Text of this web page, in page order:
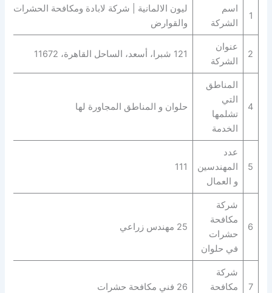
1
اسم
الشركة
ليون الالمانية | شركة لابادة ومكافحة الحشرات
والقوارض
2
عنوان
الشركة
121 شبرا، أسعد، الساحل القاهرة، 11672
4
المناطق
التي
تشلمها
الخدمة
حلوان و المناطق المجاورة لها
5
عدد
المهندسين
و العمال
111
6
شركة
مكافحة
حشرات
في حلوان
25 مهندس زراعي
7
شركة
مكافحة
26 فني مكافحة حشرات